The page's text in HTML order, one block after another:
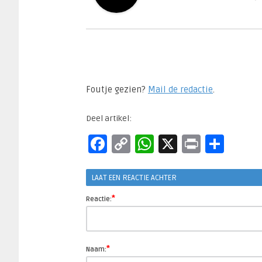
Foutje gezien? Mail de redactie.​
Deel artikel:
Facebook
CopyWhatsApp
X Print
LAAT EEN REACTIE ACHTER
Reactie:*
Naam:*